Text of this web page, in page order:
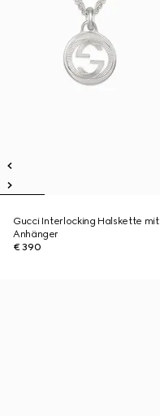
Gucci Interlocking Halskette mit
Anhänger
€ 390